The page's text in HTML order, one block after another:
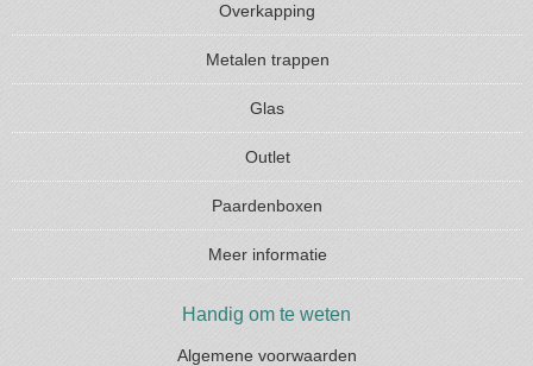
Overkapping
Metalen trappen
Glas
Outlet
Paardenboxen
Meer informatie
Handig om te weten
Algemene voorwaarden